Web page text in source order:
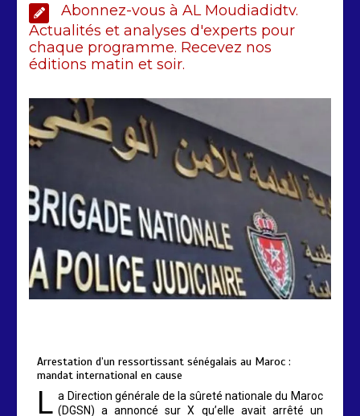
saisie de 28 kg de haschich estimés à
190 millions FCFA
2 min 229
Arrestation d’un ressortissant
sénégalais au Maroc : mandat
international en cause
208
Abonnez-vous à AL Moudiadidtv.
Actualités et analyses d'experts pour
chaque programme. Recevez nos
éditions matin et soir.
Arrestation d’un ressortissant sénégalais au Maroc :
mandat international en cause
L a Direction générale de la sûreté nationale du Maroc
(DGSN) a annoncé sur X qu’elle avait arrêté un